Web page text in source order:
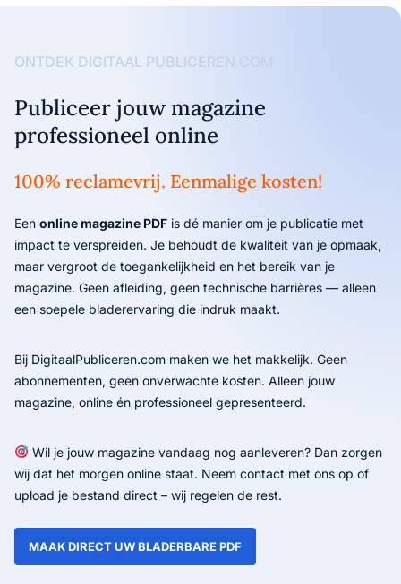
ONTDEK DIGITAAL PUBLICEREN.COM
Publiceer jouw magazine
professioneel online
100% reclamevrij. Eenmalige kosten!
Een online magazine PDF is dé manier om je publicatie met
impact te verspreiden. Je behoudt de kwaliteit van je opmaak,
maar vergroot de toegankelijkheid en het bereik van je
magazine. Geen afleiding, geen technische barrières — alleen
een soepele bladerervaring die indruk maakt.
Bij DigitaalPubliceren.com maken we het makkelijk. Geen
abonnementen, geen onverwachte kosten. Alleen jouw
magazine, online én professioneel gepresenteerd.
Wil je jouw magazine vandaag nog aanleveren? Dan zorgen
wij dat het morgen online staat. Neem contact met ons op of
upload je bestand direct – wij regelen de rest.
MAAK DIRECT UW BLADERBARE PDF